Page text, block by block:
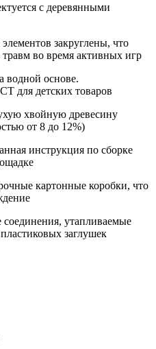
с деревянными
закруглены, что
травм во время активных игр
водной основе.
для детских товаров
хвойную древесину
от 8 до 12%)
инструкция по сборке
картонные коробки, что
утапливаемые
заглушек